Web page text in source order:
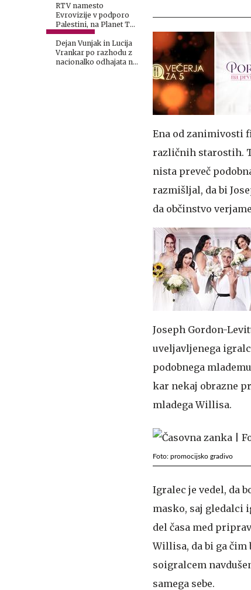
RTV namesto
Evrovizije v podporo
Palestini, na Planet TV
z drugačno potezo
Dejan Vunjak in Lucija
Vrankar po razhodu z
nacionalko odhajata na
Ena od zanimivosti
različnih starostih.
nista preveč
razmišljal, da bi
da občinstvo
Joseph Gordon-
uveljavljenega
podobnega
kar nekaj obrazne
mladega Willisa.
Foto: promocijsko gradivo
Igralec je vedel, da
masko, saj gledalci
del časa med
Willisa, da bi ga čim
soigralcem
samega sebe.